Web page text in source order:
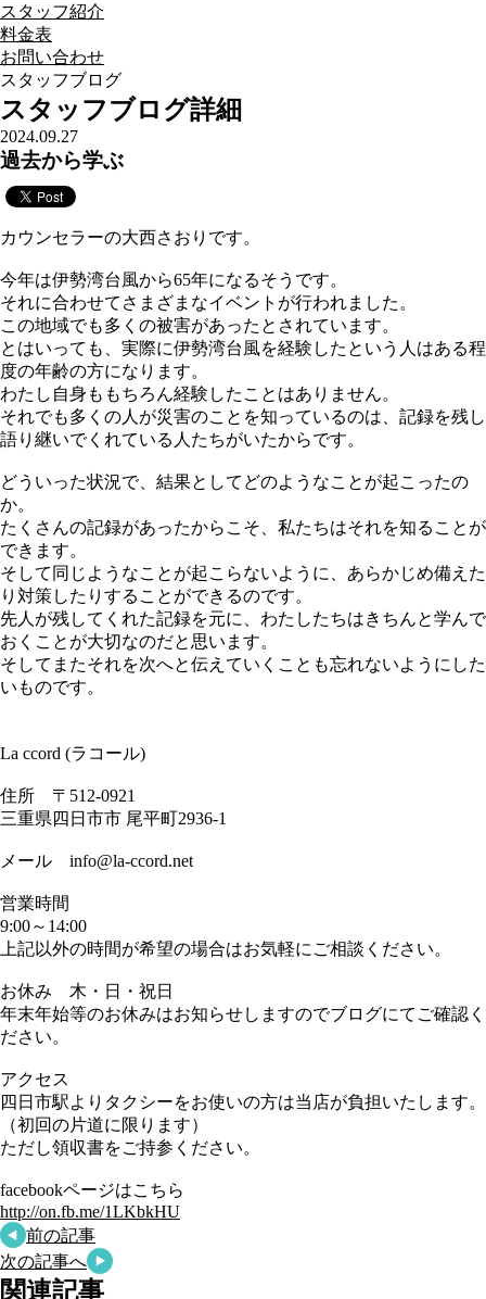
スタッフ紹介
料金表
お問い合わせ
スタッフブログ
スタッフブログ詳細
2024.09.27
過去から学ぶ
カウンセラーの大西さおりです。
今年は伊勢湾台風から65年になるそうです。
それに合わせてさまざまなイベントが行われました。
この地域でも多くの被害があったとされています。
とはいっても、実際に伊勢湾台風を経験したという人はある程
度の年齢の方になります。
わたし自身ももちろん経験したことはありません。
それでも多くの人が災害のことを知っているのは、記録を残し
語り継いでくれている人たちがいたからです。
どういった状況で、結果としてどのようなことが起こったの
か。
たくさんの記録があったからこそ、私たちはそれを知ることが
できます。
そして同じようなことが起こらないように、あらかじめ備えた
り対策したりすることができるのです。
先人が残してくれた記録を元に、わたしたちはきちんと学んで
おくことが大切なのだと思います。
そしてまたそれを次へと伝えていくことも忘れないようにした
いものです。
La ccord (ラコール)
住所 〒512-0921
三重県四日市市 尾平町2936-1
メール info@la-ccord.net
営業時間
9:00～14:00
上記以外の時間が希望の場合はお気軽にご相談ください。
お休み 木・日・祝日
年末年始等のお休みはお知らせしますのでブログにてご確認く
ださい。
アクセス
四日市駅よりタクシーをお使いの方は当店が負担いたします。
（初回の片道に限ります）
ただし領収書をご持参ください。
facebookページはこちら
http://on.fb.me/1LKbkHU
前の記事
次の記事へ
関連記事